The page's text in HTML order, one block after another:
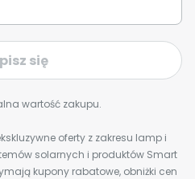
się
wartość zakupu.
oferty z zakresu lamp i
solarnych i produktów Smart
kupony rabatowe, obniżki cen